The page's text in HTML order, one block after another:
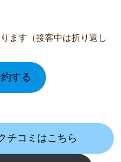
ます（接客中は折り返し
する
チコミはこちら